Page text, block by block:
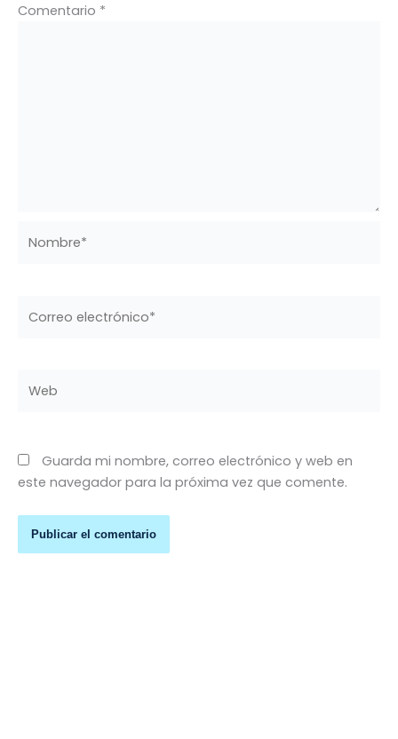
Comentario *
electrónico*
Guarda mi nombre, correo electrónico y web en
este navegador para la próxima vez que comente.